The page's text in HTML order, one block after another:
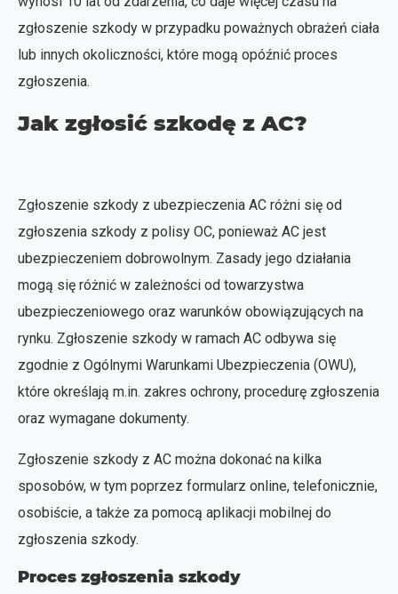
zgłoszenie szkody w przypadku poważnych obrażeń ciała
lub innych okoliczności, które mogą opóźnić proces
zgłoszenia.
Jak zgłosić szkodę z AC?
Zgłoszenie szkody z ubezpieczenia AC różni się od
zgłoszenia szkody z polisy OC, ponieważ AC jest
ubezpieczeniem dobrowolnym. Zasady jego działania
mogą się różnić w zależności od towarzystwa
ubezpieczeniowego oraz warunków obowiązujących na
rynku. Zgłoszenie szkody w ramach AC odbywa się
zgodnie z Ogólnymi Warunkami Ubezpieczenia (OWU),
które określają m.in. zakres ochrony, procedurę zgłoszenia
oraz wymagane dokumenty.
Zgłoszenie szkody z AC można dokonać na kilka
sposobów, w tym poprzez formularz online, telefonicznie,
osobiście, a także za pomocą aplikacji mobilnej do
zgłoszenia szkody.
Proces zgłoszenia szkody